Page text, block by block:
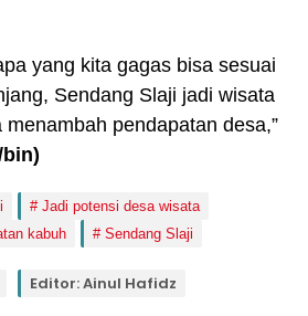
yang kita gagas bisa sesuai
Sendang Slaji jadi wisata
pendapatan desa,”
Jadi potensi desa wisata
kabuh Sendang Slaji
Editor: Ainul Hafidz